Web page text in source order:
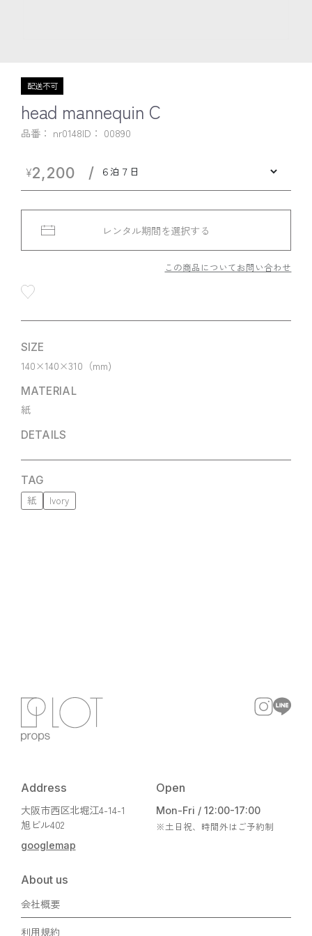
配送不可
head mannequin C
品番： nr0148ID： 00890
￥2,200
レンタル期間を選択する
この商品についてお問い合わせ
SIZE
140×140×310（mm)
MATERIAL
紙
DETAILS
TAG
紙 Ivory
Address
大阪市西区北堀江4-14-1
旭ビル402
googlemap
Open
Mon-Fri / 12:00-17:00
※土日祝、時間外はご予約制
About us
会社概要
利用規約